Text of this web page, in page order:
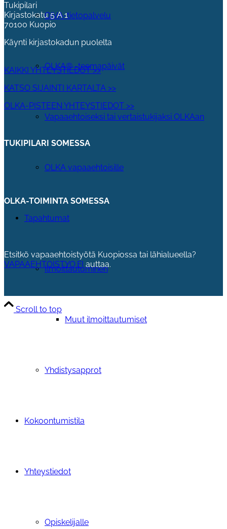
OIVA-tietopalvelu
OLKA® -teemapäivät
Vapaaehtoiseksi tai vertaistukijaksi OLKAan
OLKA vapaaehtoisille
Tapahtumat
Ilmoittautuminen
Muut ilmoittautumiset
Yhdistysapprot
Kokoontumistila
Yhteystiedot
Opiskelijalle
Tukipilari
Kirjastokatu 5 A 1
70100 Kuopio
Käynti kirjastokadun puolelta
KAIKKI YHTEYSTIEDOT >>
KATSO SIJAINTI KARTALTA >>
OLKA-PISTEEN YHTEYSTIEDOT >>
TUKIPILARI SOMESSA
OLKA-TOIMINTA SOMESSA
Etsitkö vapaaehtoistyötä Kuopiossa tai lähialueella?
VAPAAEHTOISTYO.FI auttaa.
Scroll to top